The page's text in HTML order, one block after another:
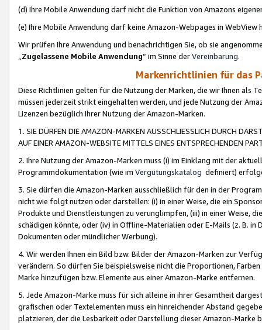
(d) Ihre Mobile Anwendung darf nicht die Funktion von Amazons
(e) Ihre Mobile Anwendung darf keine Amazon-Webpages in WebView
Wir prüfen Ihre Anwendung und benachrichtigen Sie, ob sie
„Zugelassene Mobile Anwendung“ im Sinne derVereinbarung.
Markenrichtlinien für das
Diese Richtlinien gelten für die Nutzung der Marken, die wir Ihnen als
müssen jederzeit strikt eingehalten werden, und jede Nutzung der
Lizenzen bezüglich Ihrer Nutzung der Amazon-Marken.
1. SIE DÜRFEN DIE AMAZON-MARKEN AUSSCHLIESSLICH DURCH
AUF EINER AMAZON-WEBSITE MITTELS EINES ENTSPRECHENDEN
2. Ihre Nutzung der Amazon-Marken muss (i) im Einklang mit der
Programmdokumentation (wie im Vergütungskatalog definiert)
3. Sie dürfen die Amazon-Marken ausschließlich für den in der
nicht wie folgt nutzen oder darstellen: (i) in einer Weise, die ein
Produkte und Dienstleistungen zu verunglimpfen, (iii) in einer Weise,
schädigen könnte, oder (iv) in Offline-Materialien oder E-Mails (z. B. in
Dokumenten oder mündlicher Werbung).
4. Wir werden Ihnen ein Bild bzw. Bilder der Amazon-Marken zur
verändern. So dürfen Sie beispielsweise nicht die Proportionen,
Marke hinzufügen bzw. Elemente aus einer Amazon-Marke entfernen.
5. Jede Amazon-Marke muss für sich alleine in ihrer Gesamtheit
grafischen oder Textelementen muss ein hinreichender Abstand
platzieren, der die Lesbarkeit oder Darstellung dieser Amazon-Marke